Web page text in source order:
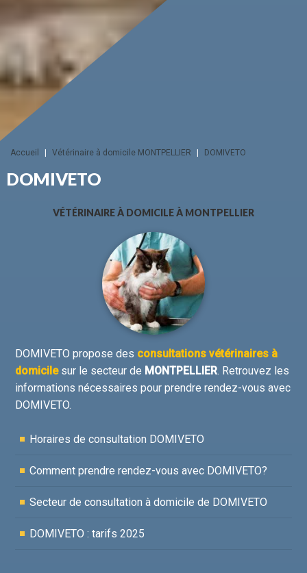
Accueil Vétérinaire à domicile MONTPELLIER DOMIVETO
DOMIVETO
VÉTÉRINAIRE À DOMICILE À MONTPELLIER
DOMIVETO propose des consultations vétérinaires à
domicilesur le secteur de MONTPELLIER. Retrouvez les
informations nécessaires pour prendre rendez-vous avec
DOMIVETO.
Horaires de consultation DOMIVETO
Comment prendre rendez-vous avec DOMIVETO?
Secteur de consultation à domicile de DOMIVETO
DOMIVETO : tarifs 2025